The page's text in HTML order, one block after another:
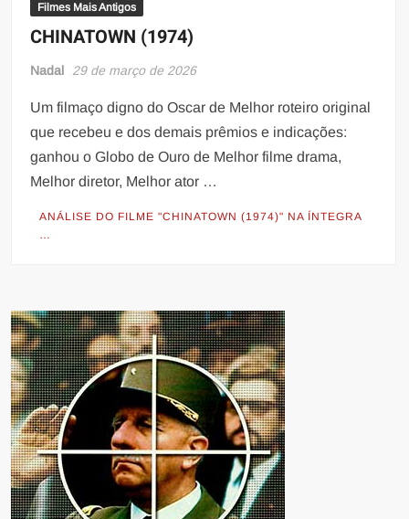
Filmes Mais Antigos
CHINATOWN (1974)
Nadal 29 de março de 2026
Um filmaço digno do Oscar de Melhor roteiro original
que recebeu e dos demais prêmios e indicações:
ganhou o Globo de Ouro de Melhor filme drama,
Melhor diretor, Melhor ator …
ANÁLISE DO FILME "CHINATOWN (1974)" NA ÍNTEGRA
…